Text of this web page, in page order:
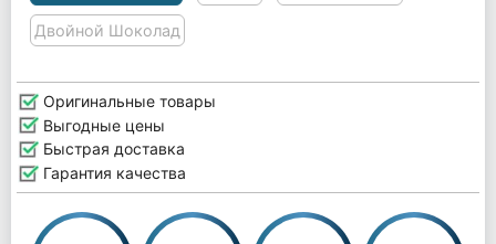
Двойной Шоколад
Оригинальные товары
Выгодные цены
Быстрая доставка
Гарантия качества